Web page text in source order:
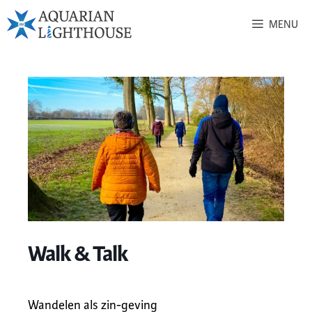
MENU
Walk & Talk
Wandelen als zin-geving